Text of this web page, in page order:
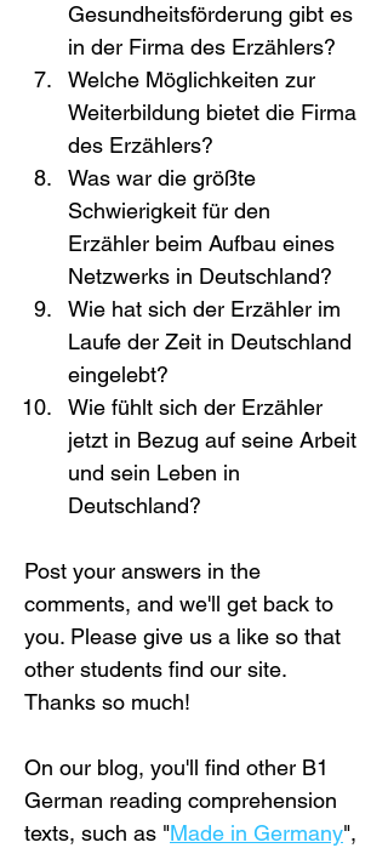
Gesundheitsförderung gibt es
in der Firma des Erzählers?
Welche Möglichkeiten zur
Weiterbildung bietet die Firma
des Erzählers?
Was war die größte
Schwierigkeit für den
Erzähler beim Aufbau eines
Netzwerks in Deutschland?
Wie hat sich der Erzähler im
Laufe der Zeit in Deutschland
eingelebt?
Wie fühlt sich der Erzähler
jetzt in Bezug auf seine Arbeit
und sein Leben in
Deutschland?
Post your answers in the
comments, and we'll get back to
you. Please give us a like so that
other students find our site.
Thanks so much!
On our blog, you'll find other B1
German reading comprehension
texts, such as "Made in Germany",